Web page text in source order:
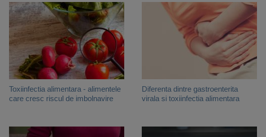
Toxiinfectia alimentara - alimentele
care cresc riscul de imbolnavire
Diferenta dintre gastroenterita
virala si toxiinfectia alimentara